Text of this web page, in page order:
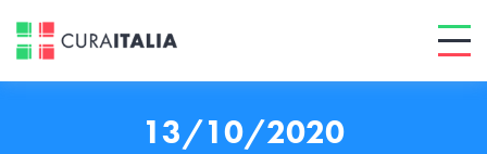
13/10/2020